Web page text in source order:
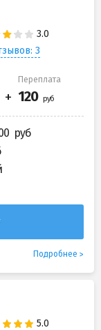
3
Переплата
Подробнее